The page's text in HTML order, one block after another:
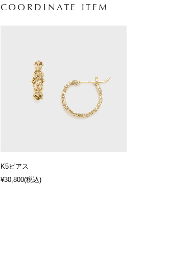
COORDINATE ITEM
K5ピアス
¥30,800(税込)